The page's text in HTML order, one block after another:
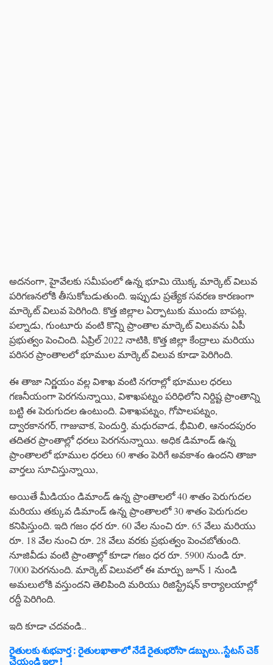
అదనంగా, హైవేలకు సమీపంలో ఉన్న భూమి యొక్క మార్కెట్ విలువ
పరిగణనలోకి తీసుకోబడుతుంది. ఇప్పుడు ప్రత్యేక సవరణ కారణంగా
మార్కెట్ విలువ పెరిగింది. కొత్త జిల్లాల ఏర్పాటుకు ముందు బాపట్ల,
పల్నాడు, గుంటూరు వంటి కొన్ని ప్రాంతాల మార్కెట్ విలువను ఏపీ
ప్రభుత్వం పెంచింది. ఏప్రిల్ 2022 నాటికి, కొత్త జిల్లా కేంద్రాలు మరియు
పరిసర ప్రాంతాలలో భూముల మార్కెట్ విలువ కూడా పెరిగింది.
ఈ తాజా నిర్ణయం వల్ల విశాఖ వంటి నగరాల్లో భూముల ధరలు
గణనీయంగా పెరగనున్నాయి, విశాఖపట్నం పరిధిలోని నిర్దిష్ట ప్రాంతాన్ని
బట్టి ఈ పెరుగుదల ఉంటుంది. విశాఖపట్నం, గోపాలపట్నం,
ద్వారకానగర్, గాజువాక, పెందుర్తి, మధురవాడ, భీమిలి, ఆనందపురం
తదితర ప్రాంతాల్లో ధరలు పెరగనున్నాయి. అధిక డిమాండ్ ఉన్న
ప్రాంతాలలో భూముల ధరలు 60 శాతం పెరిగే అవకాశం ఉందని తాజా
వార్తలు సూచిస్తున్నాయి,
అయితే మీడియం డిమాండ్ ఉన్న ప్రాంతాలలో 40 శాతం పెరుగుదల
మరియు తక్కువ డిమాండ్ ఉన్న ప్రాంతాలలో 30 శాతం పెరుగుదల
కనిపిస్తుంది. ఇది గజం ధర రూ. 60 వేల నుంచి రూ. 65 వేలు మరియు
రూ. 18 వేల నుంచి రూ. 28 వేలు వరకు ప్రభుత్వం పెంచబోతుంది.
నూజివీడు వంటి ప్రాంతాల్లో కూడా గజం ధర రూ. 5900 నుండి రూ.
7000 పెరగనుంది. మార్కెట్ విలువలో ఈ మార్పు జూన్ 1 నుండి
అమలులోకి వస్తుందని తెలిపింది మరియు రిజిస్ట్రేషన్ కార్యాలయాల్లో
రద్దీ పెరిగింది.
ఇది కూడా చదవండి..
రైతులకు శుభవార్త : రైతులఖాతాలో నేడే రైతుభరోసా డబ్బులు..స్టేటస్ చెక్
చేయండి ఇలా !